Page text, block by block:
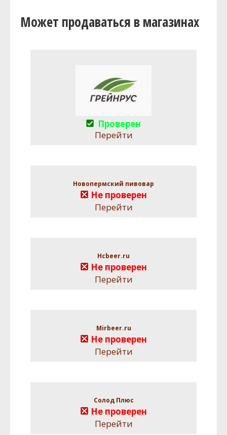
Может продаваться в магазинах
Проверен
Перейти
Новопермский пивовар
Не проверен
Перейти
Hcbeer.ru
Не проверен
Перейти
Mirbeer.ru
Не проверен
Перейти
Солод Плюс
Не проверен
Перейти